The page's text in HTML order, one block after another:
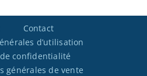
Contact
d’utilisation
confidentialité
générales de vente